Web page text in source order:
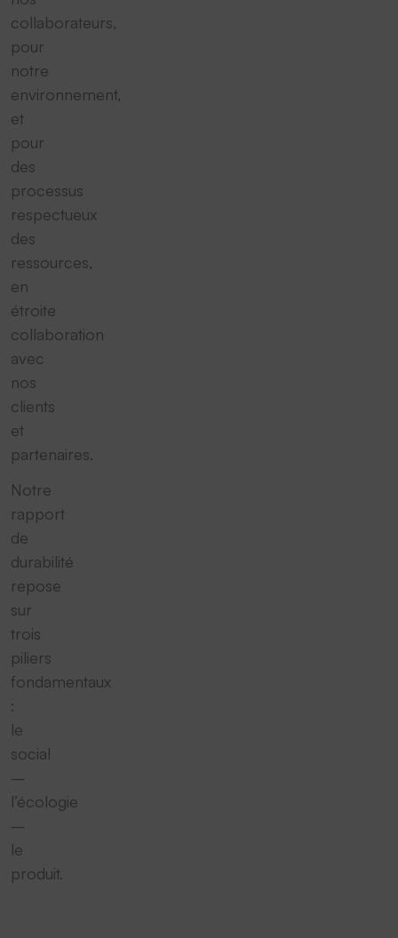
collaborateurs,
pour
notre
environnement,
et
pour
des
processus
respectueux
des
ressources,
en
étroite
collaboration
avec
nos
clients
et
partenaires.
Notre
rapport
de
durabilité
repose
sur
trois
piliers
fondamentaux
:
le
social
–
l’écologie
–
le
produit.